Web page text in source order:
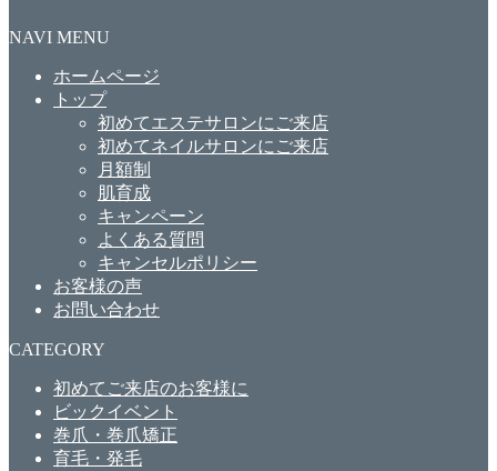
NAVI MENU
ホームページ
トップ
初めてエステサロンにご来店
初めてネイルサロンにご来店
月額制
肌育成
キャンペーン
よくある質問
キャンセルポリシー
お客様の声
お問い合わせ
CATEGORY
初めてご来店のお客様に
ビックイベント
巻爪・巻爪矯正
育毛・発毛